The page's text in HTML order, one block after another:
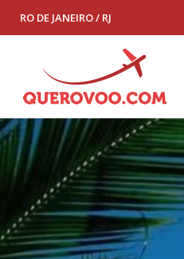
RO DE JANEIRO / RJ